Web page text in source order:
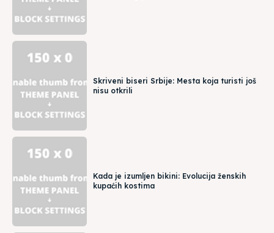
Skriveni biseri Srbije: Mesta koja turisti još
nisu otkrili
Kada je izumljen bikini: Evolucija ženskih
kupaćih kostima